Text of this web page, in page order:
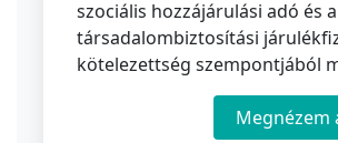
szociális hozzájárulási adó és a
társadalombiztosítási
kötelezettség szempontjából
Megnézem